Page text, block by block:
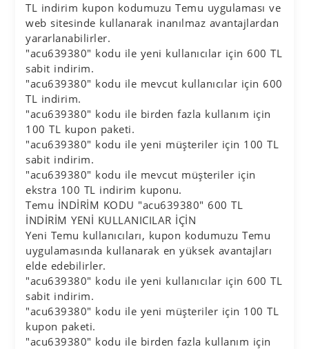
TL indirim kupon kodumuzu Temu uygulaması ve
web sitesinde kullanarak inanılmaz avantajlardan
yararlanabilirler.
"acu639380" kodu ile yeni kullanıcılar için 600 TL
sabit indirim.
"acu639380" kodu ile mevcut kullanıcılar için 600
TL indirim.
"acu639380" kodu ile birden fazla kullanım için
100 TL kupon paketi.
"acu639380" kodu ile yeni müşteriler için 100 TL
sabit indirim.
"acu639380" kodu ile mevcut müşteriler için
ekstra 100 TL indirim kuponu.
Temu İNDİRİM KODU "acu639380" 600 TL
İNDİRİM YENİ KULLANICILAR İÇİN
Yeni Temu kullanıcıları, kupon kodumuzu Temu
uygulamasında kullanarak en yüksek avantajları
elde edebilirler.
"acu639380" kodu ile yeni kullanıcılar için 600 TL
sabit indirim.
"acu639380" kodu ile yeni müşteriler için 100 TL
kupon paketi.
"acu639380" kodu ile birden fazla kullanım için